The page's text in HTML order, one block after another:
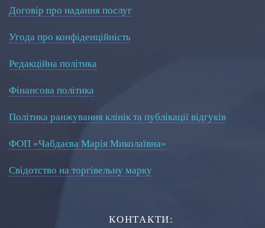
Договір про надання послуг
Угода про конфіденційність
Редакційна політика
Фінансова політика
Політика ранжування клінік та публікації відгуків
ФОП «Чабдаєва Марія Миколаївна»
Свідотство на торгівельну марку
КОНТАКТИ: